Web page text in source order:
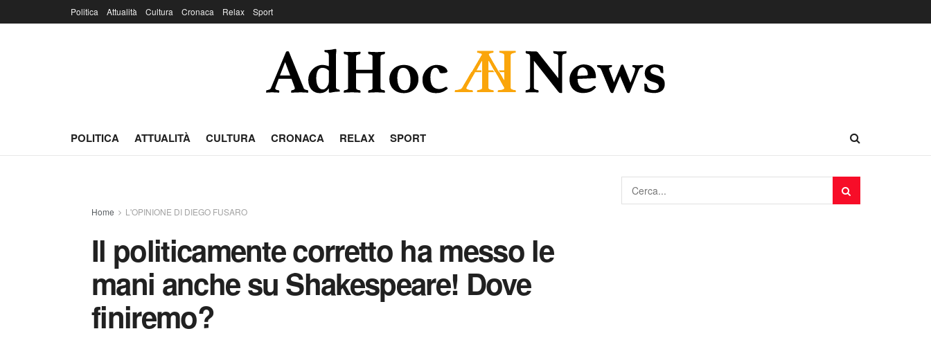
Politica Attualità Cultura Cronaca Relax Sport
POLITICA ATTUALITÀ CULTURA CRONACA RELAX SPORT
Home L'OPINIONE DI DIEGO FUSARO
Il politicamente corretto ha messo le
mani anche su Shakespeare! Dove
finiremo?